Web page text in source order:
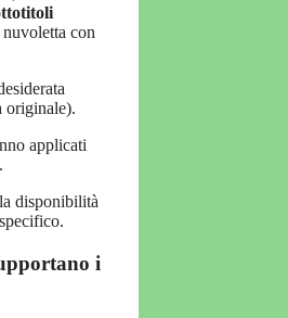
con
originale).
applicati
disponibilità
i